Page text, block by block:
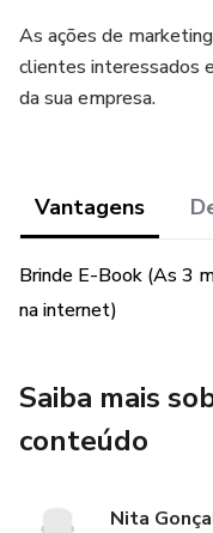
As ações de
clientes interessados
da sua empresa.
Vantagens
Brinde E-Book (As 3
na internet)
Saiba mais
conteúdo
Nita